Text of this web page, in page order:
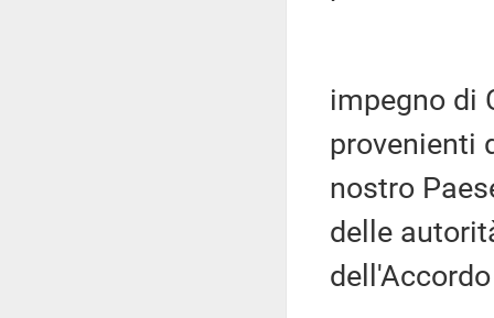
impegno di
provenienti
nostro
delle